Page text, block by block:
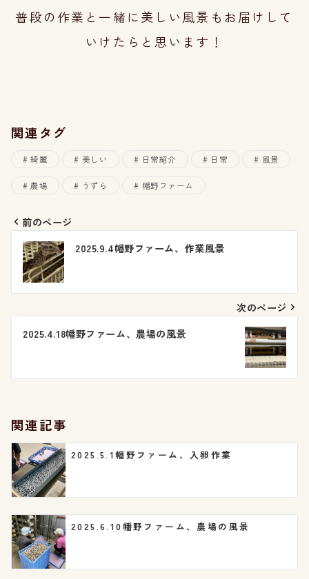
普段の作業と一緒に美しい風景もお届けして
いけたらと思います！
関連タグ
綺麗 美しい 日常紹介 日常 風景
農場 うずら 幡野ファーム
投
稿
ビ
シ
ョ
ン
前のページ
2025.9.4幡野ファーム、作業風景
次のページ
2025.4.18幡野ファーム、農場の風景
関連記事
2025.5.1幡野ファーム、入卵作業
2025.6.10幡野ファーム、農場の風景